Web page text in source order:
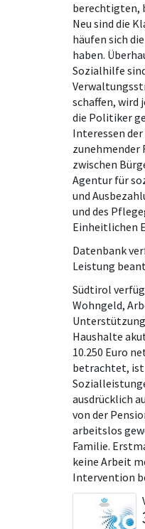
berechtigten,
Neu sind die
häufen sich
haben.
Sozialhilfe
schaffen, wird
die Politiker
Interessen
zunehmender
zwischen
Agentur für
und
und des
Einheitlichen
Datenbank
Leistung
Südtirol
Wohngeld,
Haushalte
10.250 Euro
betrachtet, ist
ausdrücklich
von der
arbeitslos
Familie.
keine Arbeit
Intervention